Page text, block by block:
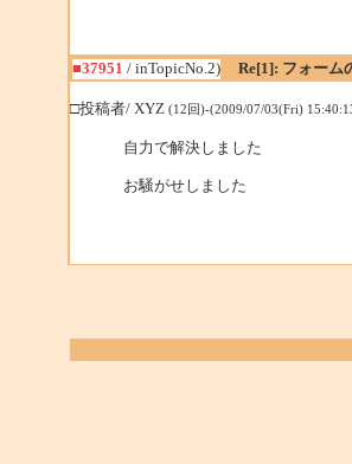
■37951 / inTopicNo.2) Re[1]: フォーム
□投稿者/ XYZ (12回)-(2009/07/03(Fri)
自力で解決しました
お騒がせしました